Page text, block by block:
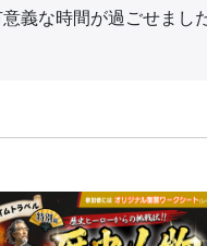
義な時間が過ごせまし